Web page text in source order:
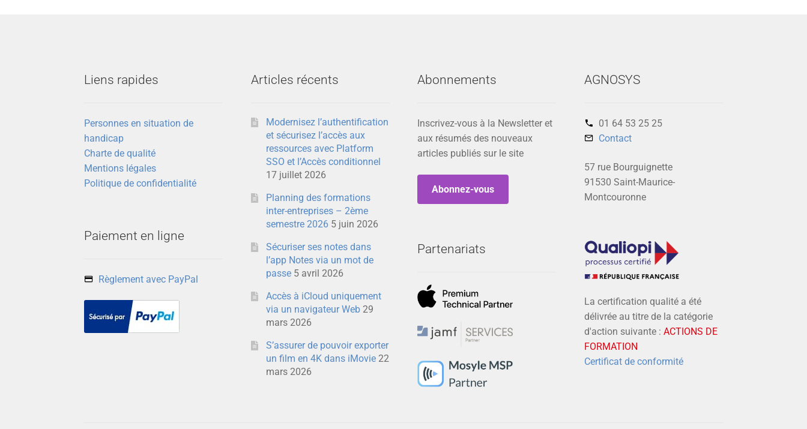
Liens rapides
Personnes en situation de
handicap
Charte de qualité
Mentions légales
Politique de confidentialité
Paiement en ligne
Règlement avec PayPal
Articles récents
Modernisez l’authentification
et sécurisez l’accès aux
ressources avec Platform
SSO et l’Accès conditionnel
17 juillet 2026
Planning des formations
inter-entreprises – 2ème
semestre 2026 5 juin 2026
Sécuriser ses notes dans
l’app Notes via un mot de
passe 5 avril 2026
Accès à iCloud uniquement
via un navigateur Web 29
mars 2026
S’assurer de pouvoir exporter
un film en 4K dans iMovie 22
mars 2026
Abonnements
Inscrivez-vous à la Newsletter et
aux résumés des nouveaux
articles publiés sur le site
Abonnez-vous
Partenariats
AGNOSYS
01 64 53 25 25‬
Contact
57 rue Bourguignette
91530 Saint-Maurice-
Montcouronne
La certification qualité a été
délivrée au titre de la catégorie
d'action suivante : ACTIONS DE
FORMATION
Certificat de conformité